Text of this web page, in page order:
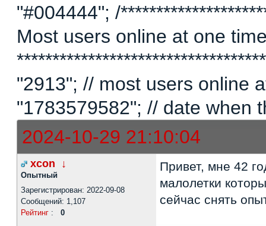
"#004444"; /
Most users online at one
"2913"; // most users online
"1783579582"; // date when
2024-10-29 21:10:04
xcon ↓
Опытный
Зарегистрирован: 2022-09-08
Сообщений: 1,107
Рейтинг : 0
Привет, мне 42
малолетки
сейчас снять